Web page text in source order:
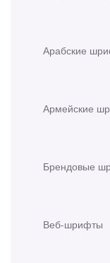
Арабские
Армейские
Брендовые
Веб-шрифты